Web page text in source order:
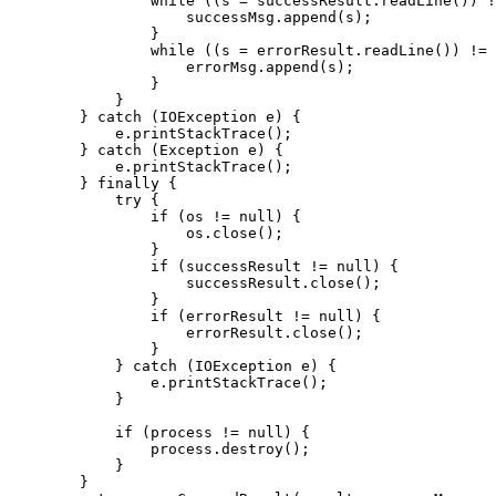
                    successMsg.append(s);
                }
while ((s = errorResult.readLine()) !=
                    errorMsg.append(s);
                }
            }
        } catch (IOException e) {
            e.printStackTrace();
        } catch (Exception e) {
            e.printStackTrace();
        } finally {
            try {
                if (os != null) {
                    os.close();
                }
                if (successResult != null) {
                    successResult.close();
                }
                if (errorResult != null) {
                    errorResult.close();
                }
            } catch (IOException e) {
                e.printStackTrace();
            }
            if (process != null) {
                process.destroy();
            }
        }